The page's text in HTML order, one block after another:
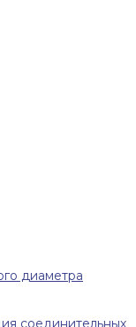
диаметра
соединительных